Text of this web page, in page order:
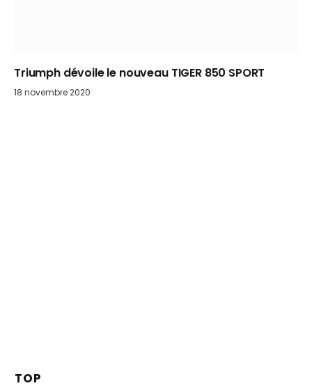
Triumph dévoile le nouveau TIGER 850 SPORT
18 novembre 2020
TOP